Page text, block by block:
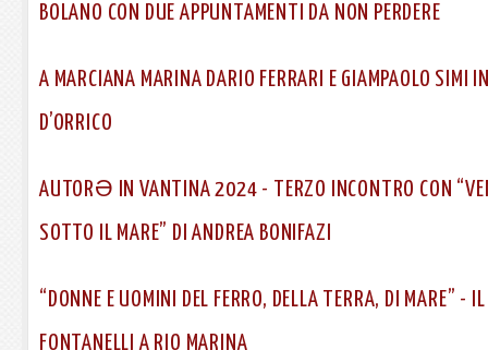
BOLANO CON DUE APPUNTAMENTI DA NON PERDERE
A MARCIANA MARINA DARIO FERRARI E GIAMPAOLO SIMI
D’ORRICO
AUTORƏ IN VANTINA 2024 - TERZO INCONTRO CON
SOTTO IL MARE” DI ANDREA BONIFAZI
“DONNE E UOMINI DEL FERRO, DELLA TERRA, DI MARE” -
FONTANELLI A RIO MARINA